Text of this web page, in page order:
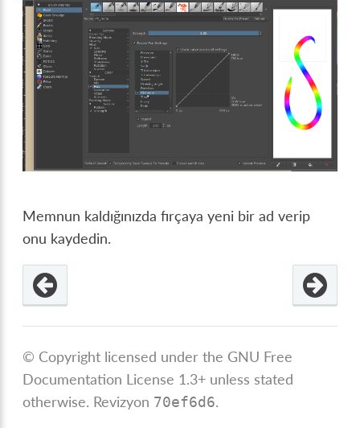
Memnun kaldığınızda fırçaya yeni bir ad verip
onu kaydedin.
© Copyright licensed under the GNU Free
Documentation License 1.3+ unless stated
otherwise. Revizyon 70ef6d6.